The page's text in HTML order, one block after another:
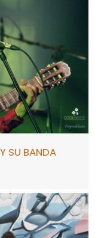
SU BANDA